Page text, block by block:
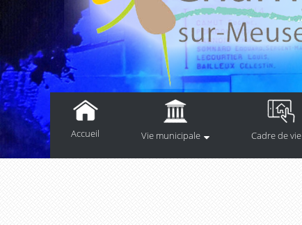
Accueil Vie municipale Cadre de vie